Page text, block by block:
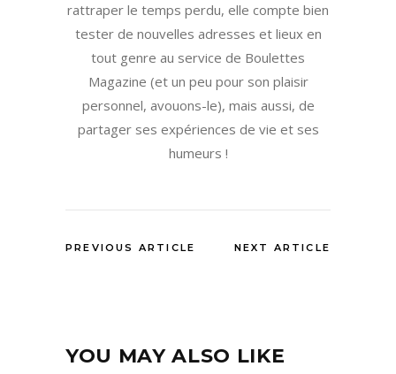
rattraper le temps perdu, elle compte bien
tester de nouvelles adresses et lieux en
tout genre au service de Boulettes
Magazine (et un peu pour son plaisir
personnel, avouons-le), mais aussi, de
partager ses expériences de vie et ses
humeurs !
PREVIOUS ARTICLE NEXT ARTICLE
YOU MAY ALSO LIKE